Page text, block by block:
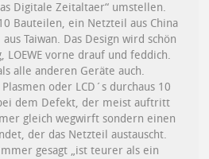
Digitale Zeitaltaer“ umstellen.
Bauteilen, ein Netzteil aus China
Taiwan. Das Design wird schön
LOEWE vorne drauf und feddich.
alle anderen Geräte auch.
oder LCD´s durchaus 10
dem Defekt, der meist auftritt
gleich wegwirft sondern einen
der das Netzteil austauscht.
gesagt „ist teurer als ein